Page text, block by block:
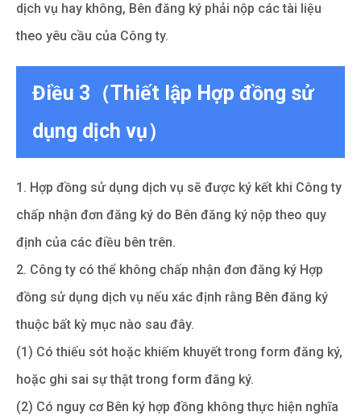
dịch vụ hay không, Bên đăng ký phải nộp các tài liệu
theo yêu cầu của Công ty.
Điều 3（Thiết lập Hợp đồng sử
dụng dịch vụ）
1. Hợp đồng sử dụng dịch vụ sẽ được ký kết khi Công ty
chấp nhận đơn đăng ký do Bên đăng ký nộp theo quy
định của các điều bên trên.
2. Công ty có thể không chấp nhận đơn đăng ký Hợp
đồng sử dụng dịch vụ nếu xác định rằng Bên đăng ký
thuộc bất kỳ mục nào sau đây.
(1) Có thiếu sót hoặc khiếm khuyết trong form đăng ký,
hoặc ghi sai sự thật trong form đăng ký.
(2) Có nguy cơ Bên ký hợp đồng không thực hiện nghĩa